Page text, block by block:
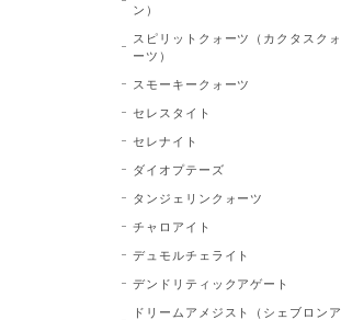
ン）
スピリットクォーツ（カクタスクォ
ーツ）
スモーキークォーツ
セレスタイト
セレナイト
ダイオプテーズ
タンジェリンクォーツ
チャロアイト
デュモルチェライト
デンドリティックアゲート
ドリームアメジスト（シェブロンア